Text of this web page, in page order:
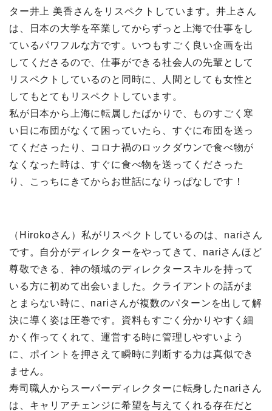
ター井上 美香さんをリスペクトしています。井上さん
は、日本の大学を卒業してからずっと上海で仕事をし
ているパワフルな方です。いつもすごく良い企画を出
してくださるので、仕事ができる社会人の先輩として
リスペクトしているのと同時に、人間としても女性と
してもとてもリスペクトしています。
私が日本から上海に転属したばかりで、ものすごく寒
い日に布団がなくて困っていたら、すぐに布団を送っ
てくださったり、コロナ禍のロックダウンで食べ物が
なくなった時は、すぐに食べ物を送ってくださった
り、こっちにきてからお世話になりっぱなしです！
（Hirokoさん）私がリスペクトしているのは、nariさん
です。自分がディレクターをやってきて、nariさんほど
尊敬できる、神の領域のディレクタースキルを持って
いる方に初めて出会いました。クライアントの話がま
とまらない時に、nariさんが複数のパターンを出して解
決に導く姿は圧巻です。資料もすごく分かりやすく細
かく作ってくれて、運営する時に管理しやすいよう
に、ポイントを押さえて瞬時に判断する力は真似でき
ません。
寿司職人からスーパーディレクターに転身したnariさん
は、キャリアチェンジに希望を与えてくれる存在だと